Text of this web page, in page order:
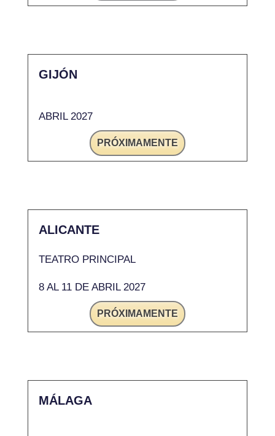
GIJÓN
ABRIL 2027
PRÓXIMAMENTE
ALICANTE
TEATRO PRINCIPAL
8 AL 11 DE ABRIL 2027
PRÓXIMAMENTE
MÁLAGA